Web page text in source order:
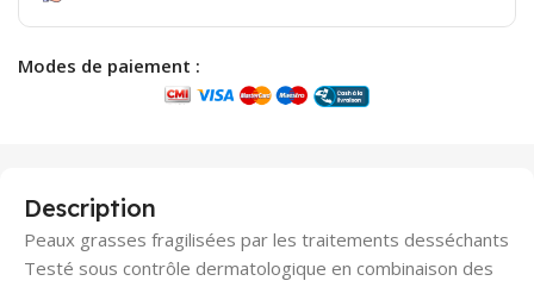
Modes de paiement :
Description
Peaux grasses fragilisées par les traitements desséchants
Testé sous contrôle dermatologique en combinaison des